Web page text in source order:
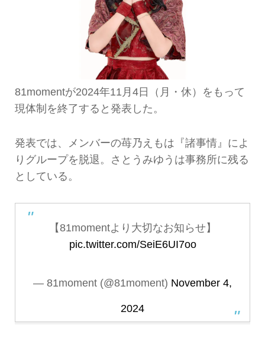
81momentが2024年11月4日（月・休）をもって
現体制を終了すると発表した。
発表では、メンバーの苺乃えもは『諸事情』によ
りグループを脱退。さとうみゆうは事務所に残る
としている。
【81momentより大切なお知らせ】
pic.twitter.com/SeiE6UI7oo
— 81moment (@81moment) November 4,
2024